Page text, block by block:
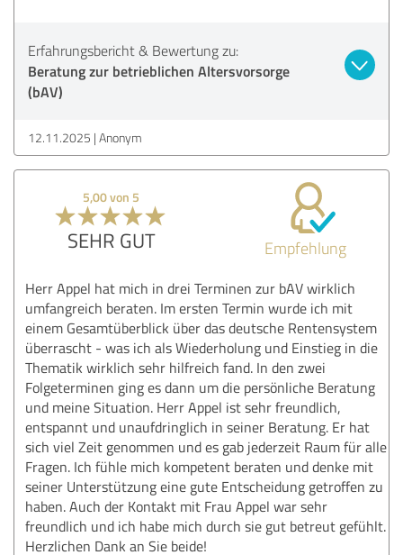
Erfahrungsbericht & Bewertung zu:
Beratung zur betrieblichen Altersvorsorge
(bAV)
12.11.2025 Anonym
5,00 von 5
SEHR GUT Empfehlung
Herr Appel hat mich in drei Terminen zur bAV wirklich
umfangreich beraten. Im ersten Termin wurde ich mit
einem Gesamtüberblick über das deutsche Rentensystem
überrascht - was ich als Wiederholung und Einstieg in die
Thematik wirklich sehr hilfreich fand. In den zwei
Folgeterminen ging es dann um die persönliche Beratung
und meine Situation. Herr Appel ist sehr freundlich,
entspannt und unaufdringlich in seiner Beratung. Er hat
sich viel Zeit genommen und es gab jederzeit Raum für alle
Fragen. Ich fühle mich kompetent beraten und denke mit
seiner Unterstützung eine gute Entscheidung getroffen zu
haben. Auch der Kontakt mit Frau Appel war sehr
freundlich und ich habe mich durch sie gut betreut gefühlt.
Herzlichen Dank an Sie beide!